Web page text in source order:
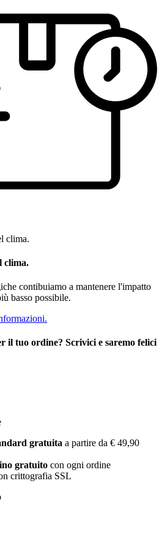
clima.
contibuiamo a mantenere l'impatto
basso possibile.
il tuo ordine? Scrivici e saremo felici
gratuita a partire da € 49,90
gratuito con ogni ordine
crittografia SSL